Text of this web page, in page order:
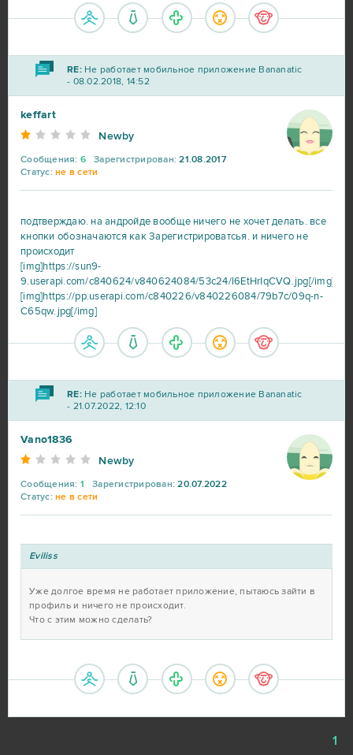
RE:Не работает мобильное приложение Bananatic
- 08.02.2018, 14:52
keffart
Newby
Сообщения: 6 Зарегистрирован: 21.08.2017
Статус: не в сети
подтверждаю. на андройде вообще ничего не хочет делать. все
кнопки обозначаются как Зарегистрироватсья. и ничего не
происходит
[img]https://sun9-
9.userapi.com/c840624/v840624084/53c24/l6EtHrIqCVQ.jpg[/img]
[img]https://pp.userapi.com/c840226/v840226084/79b7c/09q-n-
C65qw.jpg[/img]
RE:Не работает мобильное приложение Bananatic
- 21.07.2022, 12:10
Vano1836
Newby
Сообщения: 1 Зарегистрирован: 20.07.2022
Статус: не в сети
Eviliss
Уже долгое время не работает приложение, пытаюсь зайти в
профиль и ничего не происходит.
Что с этим можно сделать?
1